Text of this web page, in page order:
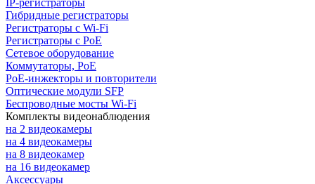
IP-регистраторы
Гибридные регистраторы
Регистраторы с Wi-Fi
Регистраторы с PoE
Сетевое оборудование
Коммутаторы, PoE
PoE-инжекторы и повторители
Оптические модули SFP
Беспроводные мосты Wi-Fi
Комплекты видеонаблюдения
на 2 видеокамеры
на 4 видеокамеры
на 8 видеокамер
на 16 видеокамер
Аксессуары